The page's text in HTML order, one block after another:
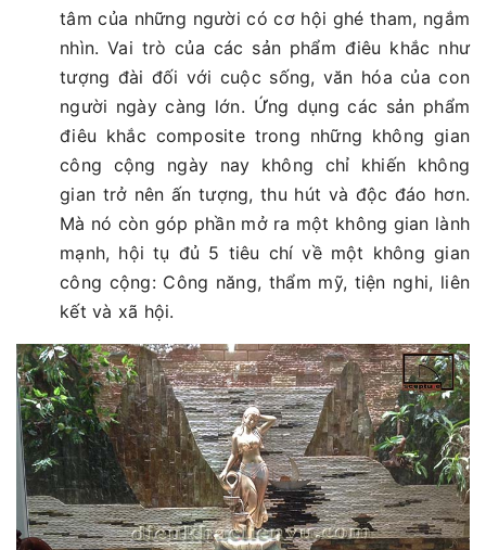
tâm của những người có cơ hội ghé tham, ngắm
nhìn. Vai trò của các sản phẩm điêu khắc như
tượng đài đối với cuộc sống, văn hóa của con
người ngày càng lớn. Ứng dụng các sản phẩm
điêu khắc composite trong những không gian
công cộng ngày nay không chỉ khiến không
gian trở nên ấn tượng, thu hút và độc đáo hơn.
Mà nó còn góp phần mở ra một không gian lành
mạnh, hội tụ đủ 5 tiêu chí về một không gian
công cộng: Công năng, thẩm mỹ, tiện nghi, liên
kết và xã hội.